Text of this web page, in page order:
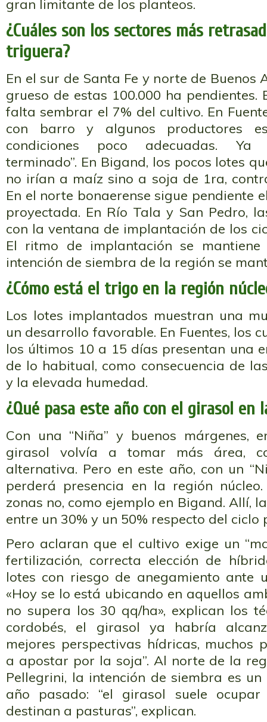
gran limitante de los planteos.
¿Cuáles son los sectores más
triguera?
En el sur de Santa Fe y norte de Buenos
grueso de estas 100.000 ha pendientes.
falta sembrar el 7% del cultivo. En
con barro y algunos productores
condiciones poco adecuadas. Ya
terminado”. En Bigand, los pocos lotes
no irían a maíz sino a soja de 1ra,
En el norte bonaerense sigue pendiente
proyectada. En Río Tala y San Pedro,
con la ventana de implantación de los
El ritmo de implantación se
intención de siembra de la región se
¿Cómo está el trigo en la región
Los lotes implantados muestran una
un desarrollo favorable. En Fuentes, los
los últimos 10 a 15 días presentan una
de lo habitual, como consecuencia de
y la elevada humedad.
¿Qué pasa este año con el girasol en
Con una “Niña” y buenos márgenes,
girasol volvía a tomar más área,
alternativa. Pero en este año, con un
perderá presencia en la región
zonas no, como ejemplo en Bigand. Allí,
entre un 30% y un 50% respecto del ciclo
Pero aclaran que el cultivo exige un
fertilización, correcta elección de
lotes con riesgo de anegamiento ante
«Hoy se lo está ubicando en aquellos
no supera los 30 qq/ha», explican los
cordobés, el girasol ya habría
mejores perspectivas hídricas, muchos
a apostar por la soja”. Al norte de la
Pellegrini, la intención de siembra es
año pasado: “el girasol suele
destinan a pasturas”, explican.